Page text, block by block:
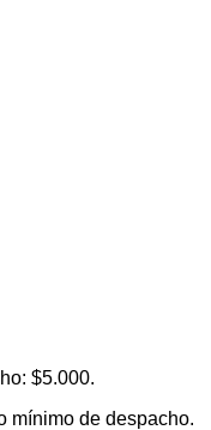
$5.000.
mínimo de despacho.